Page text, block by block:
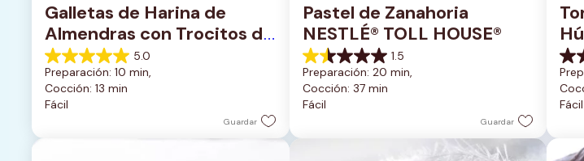
Galletas de Harina de
Almendras con Trocitos de
Chocolate Oscuro
5.0
5.0
de
5
estrellas.
Preparación: 10 min,
Cocción: 13 min
Fácil
Guardar
Pastel de Zanahoria
NESTLÉ® TOLL HOUSE®
1.5
1.5
de
5
estrellas.
Preparación: 20 min,
Cocción: 37 min
Fácil
Guardar
0.0
de
5
Fácil